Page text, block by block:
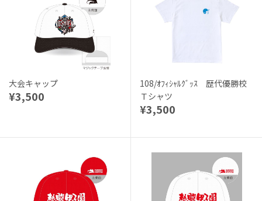
大会キャップ
¥3,500
108/ｵﾌｨｼｬﾙｸﾞｯｽ 歴代優勝校
Ｔシャツ
¥3,500